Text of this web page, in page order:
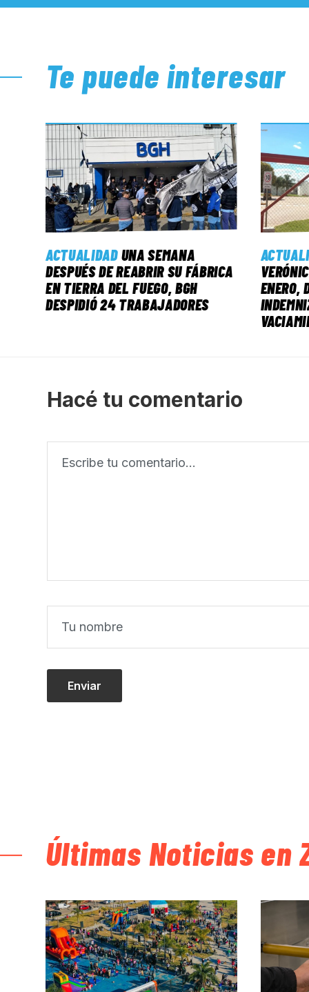
Te puede interesar
ACTUALIDAD UNA SEMANA
DESPUÉS DE REABRIR SU FÁBRICA
EN TIERRA DEL FUEGO, BGH
DESPIDIÓ 24 TRABAJADORES
ENERO,
Hacé tu comentario
Últimas Noticias en